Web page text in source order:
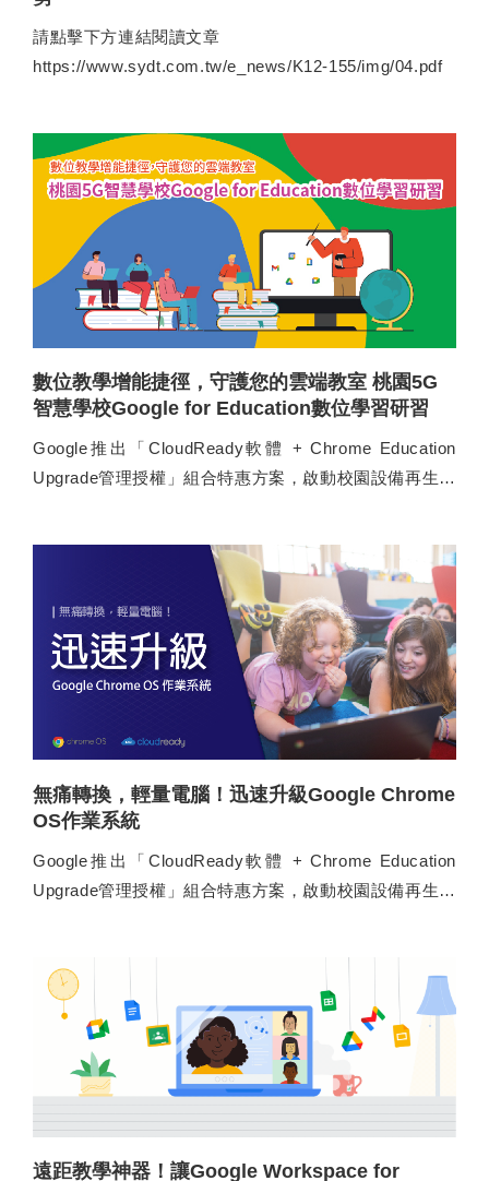
請點擊下方連結閱讀文章
https://www.sydt.com.tw/e_news/K12-155/img/04.pdf
數位教學增能捷徑，守護您的雲端教室 桃園5G
智慧學校Google for Education數位學習研習
Google推出「CloudReady軟體 + Chrome Education
Upgrade管理授權」組合特惠方案，啟動校園設備再生計
無痛轉換，輕量電腦！迅速升級Google Chrome
OS作業系統
Google推出「CloudReady軟體 + Chrome Education
Upgrade管理授權」組合特惠方案，啟動校園設備再生計
遠距教學神器！讓Google Workspace for